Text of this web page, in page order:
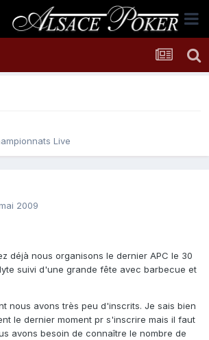
Live
2009
déjà nous organisons le dernier APC le 30
suivi d'une grande fête avec barbecue et
nous avons très peu d'inscrits. Je sais bien
le dernier moment pr s'inscrire mais il faut
avons besoin de connaître le nombre de